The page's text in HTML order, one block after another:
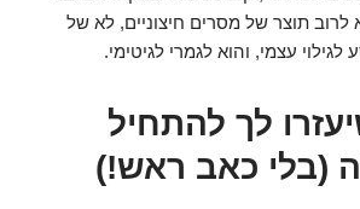
לרוב תוצר של מסרים חיצוניים, לא של
עצמי, והוא לגמרי לגיטימי.
לך להתחיל
(בלי כאב ראש!)